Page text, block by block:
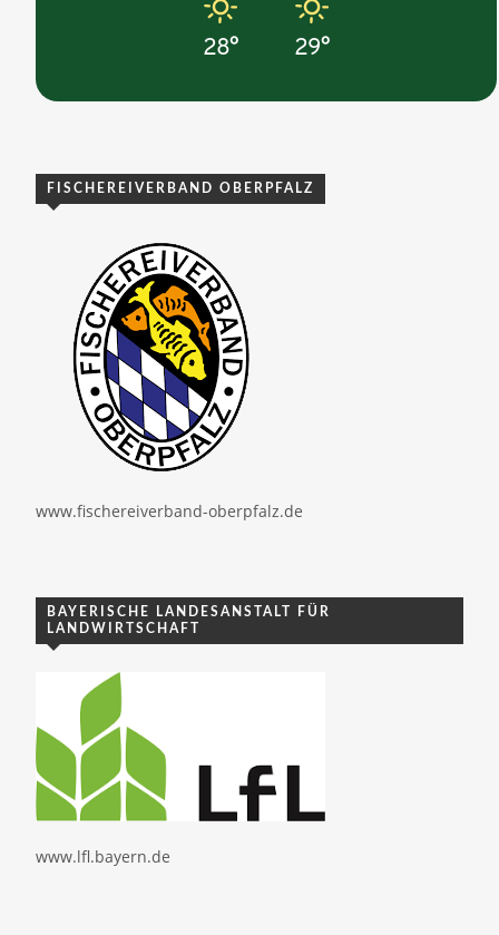
28° 29°
FISCHEREIVERBAND OBERPFALZ
www.fischereiverband-oberpfalz.de
BAYERISCHE LANDESANSTALT FÜR
LANDWIRTSCHAFT
www.lfl.bayern.de